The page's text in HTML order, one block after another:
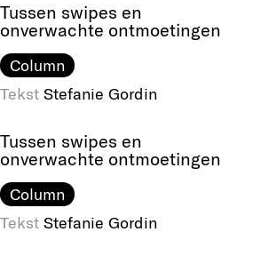
Tussen swipes en
onverwachte ontmoetingen
Column
Tekst Stefanie Gordin
Tussen swipes en
onverwachte ontmoetingen
Column
Tekst Stefanie Gordin